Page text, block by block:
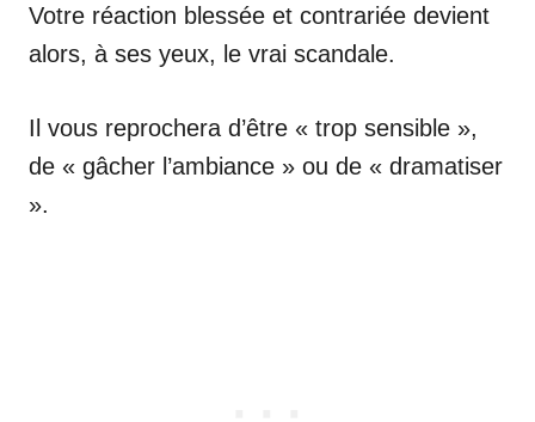
Votre réaction blessée et contrariée devient
alors, à ses yeux, le vrai scandale.
Il vous reprochera d’être « trop sensible »,
de « gâcher l’ambiance » ou de « dramatiser
».